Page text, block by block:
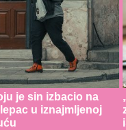
je sin izbacio na
u iznajmljenoj